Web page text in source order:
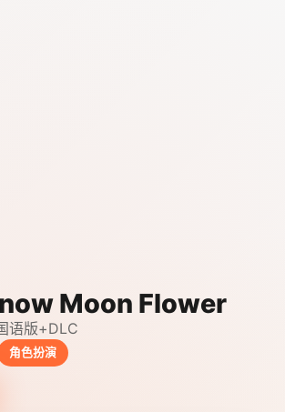
Moon Flower
语版+DLC
角色扮演